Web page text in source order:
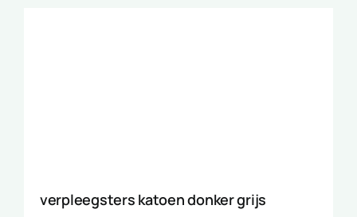
verpleegsters katoen donker grijs